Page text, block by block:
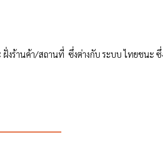
ร้านค้า/สถานที่ ซึ่งต่างกับ ระบบ ไทยชนะ ซึ่